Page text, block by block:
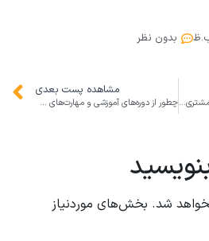
بدون نظر
از رزرو بلیط قطار تا ساخت تجربه مشتری بی‌نقص: راهنمای استارتاپ‌ها
مشاهده پست بعدی
چطور از دوره‌های آموزشی و مهارت‌های عملی برای راه‌اندازی و رشد کسب‌وکار استفاده کنیم؟
شد. بخش‌های موردنیاز